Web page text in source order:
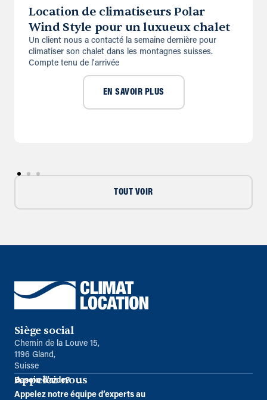
Location de climatiseurs Polar
Wind Style pour un luxueux chalet
Un client nous a contacté la semaine dernière pour
climatiser son chalet dans les montagnes suisses.
Compte tenu de l'arrivée
EN SAVOIR PLUS
TOUT VOIR
Siège social
Chemin de la Louve 15,
1196 Gland,
Suisse
Appelez-nous
Besoin d’aide?
Appelez notre équipe d’experts au